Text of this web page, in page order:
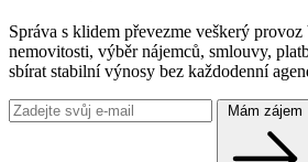
Správa s klidem převezme veškerý
nemovitosti, výběr nájemců, smlouvy,
sbírat stabilní výnosy bez každodenní
Mám zájem